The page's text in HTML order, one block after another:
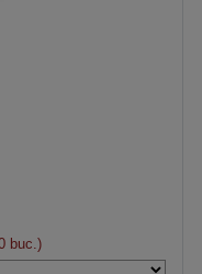
buc.)